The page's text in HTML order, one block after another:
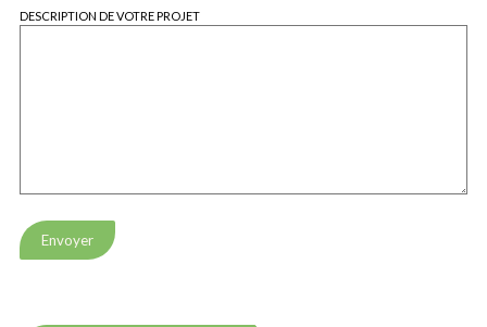
DESCRIPTION DE VOTRE PROJET